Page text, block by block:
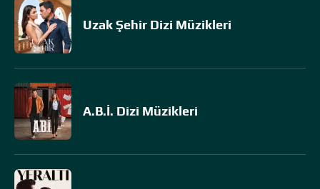
Uzak Şehir Dizi Müzikleri
A.B.İ. Dizi Müzikleri